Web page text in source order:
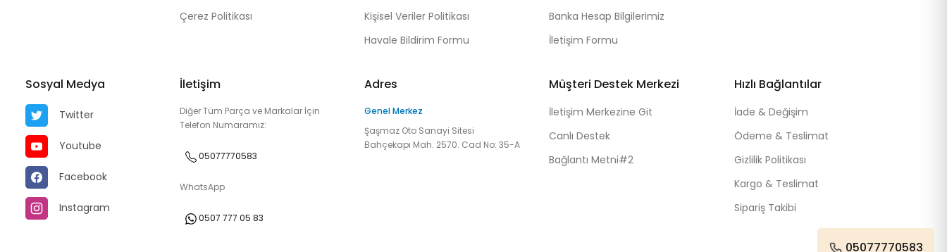
Çerez Politikası
Kişisel Veriler Politikası
Havale Bildirim Formu
Banka Hesap Bilgilerimiz
İletişim Formu
Sosyal Medya
Twitter
Youtube
Facebook
Instagram
İletişim
Diğer Tüm Parça ve Markalar İçin
Telefon Numaramız:
05077770583
WhatsApp
0507 777 05 83
Adres
Genel Merkez
Şaşmaz Oto Sanayi Sitesi
Bahçekapı Mah. 2570. Cad No: 35-A
Müşteri Destek Merkezi
İletişim Merkezine Git
Canlı Destek
Bağlantı Metni#2
Hızlı Bağlantılar
İade & Değişim
Ödeme & Teslimat
Gizlilik Politikası
Kargo & Teslimat
Sipariş Takibi
05077770583